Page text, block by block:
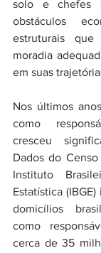
solo e chefes
obstáculos
estruturais
moradia
em suas
Nos últimos
como
cresceu
Dados do
Instituto
Estatística
domicílios
como
cerca de 35